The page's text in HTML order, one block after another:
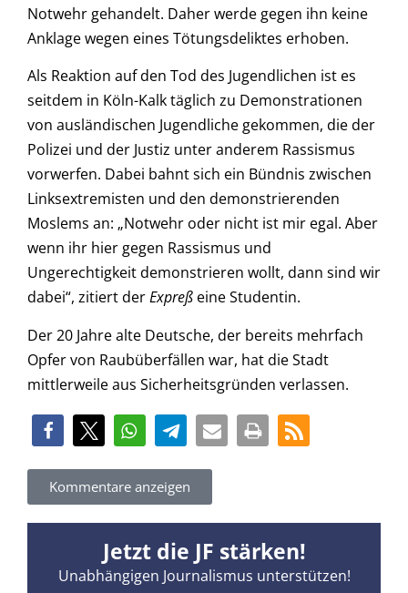
Notwehr gehandelt. Daher werde gegen ihn keine
Anklage wegen eines Tötungsdeliktes erhoben.
Als Reaktion auf den Tod des Jugendlichen ist es
seitdem in Köln-Kalk täglich zu Demonstrationen
von ausländischen Jugendliche gekommen, die der
Polizei und der Justiz unter anderem Rassismus
vorwerfen. Dabei bahnt sich ein Bündnis zwischen
Linksextremisten und den demonstrierenden
Moslems an: „Notwehr oder nicht ist mir egal. Aber
wenn ihr hier gegen Rassismus und
Ungerechtigkeit demonstrieren wollt, dann sind wir
dabei“, zitiert derExpreß eine Studentin.
Der 20 Jahre alte Deutsche, der bereits mehrfach
Opfer von Raubüberfällen war, hat die Stadt
mittlerweile aus Sicherheitsgründen verlassen.
Kommentare anzeigen
Jetzt die JF stärken!
Unabhängigen Journalismus unterstützen!